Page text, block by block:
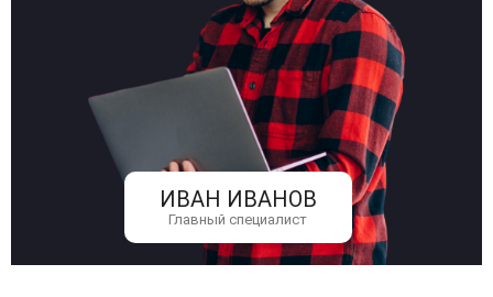
ИВАН ИВАНОВ
Главный специалист